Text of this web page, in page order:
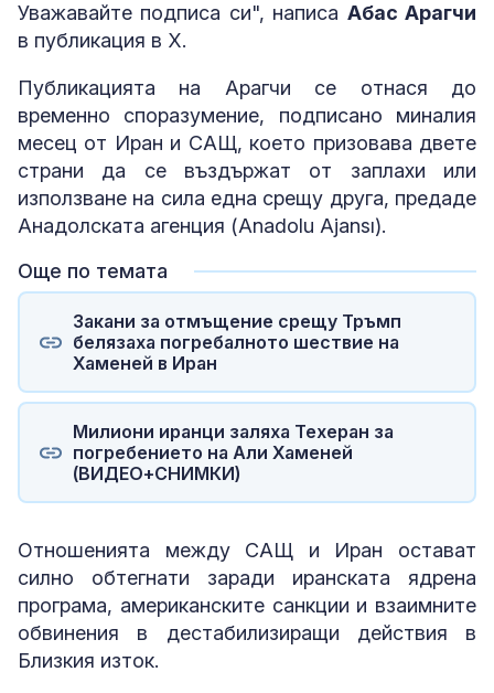
Уважавайте подписа си", написа Абас Арагчи
в публикация в X.
Публикацията на Арагчи се отнася до
временно споразумение, подписано миналия
месец от Иран и САЩ, което призовава двете
страни да се въздържат от заплахи или
използване на сила една срещу друга, предаде
Анадолската агенция (Anadolu Ajansı).
Още по темата
Закани за отмъщение срещу Тръмп
белязаха погребалното шествие на
Хаменей в Иран
Милиони иранци заляха Техеран за
погребението на Али Хаменей
(ВИДЕО+СНИМКИ)
Отношенията между САЩ и Иран остават
силно обтегнати заради иранската ядрена
програма, американските санкции и взаимните
обвинения в дестабилизиращи действия в
Близкия изток.